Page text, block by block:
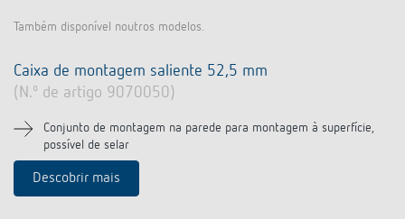
Também disponível noutros modelos.
Caixa de montagem saliente 52,5 mm
(N.º de artigo 9070050)
Conjunto de montagem na parede para montagem à superfície,
possível de selar
Descobrir mais